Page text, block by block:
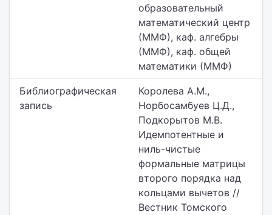
образовательный
математический центр
(ММФ), каф. алгебры
(ММФ), каф. общей
математики (ММФ)
Библиографическая
запись
Королева А.М.,
Норбосамбуев Ц.Д.,
Подкорытов М.В.
Идемпотентные и
ниль-чистые
формальные матрицы
второго порядка над
кольцами вычетов //
Вестник Томского